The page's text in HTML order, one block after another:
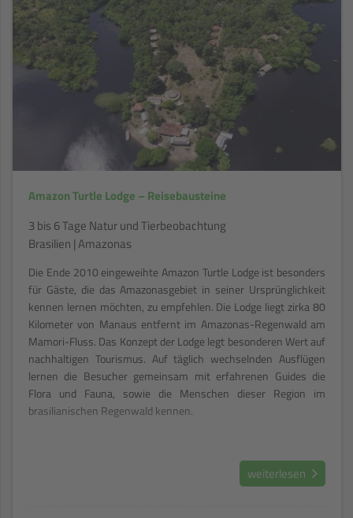
Amazon Turtle Lodge – Reisebausteine
3 bis 6 Tage Natur und Tierbeobachtung
Brasilien | Amazonas
Die Ende 2010 eingeweihte Amazon Turtle Lodge ist besonders
für Gäste, die das Amazonasgebiet in seiner Ursprünglichkeit
kennen lernen möchten, zu empfehlen. Die Lodge liegt zirka 80
Kilometer von Manaus entfernt im Amazonas-Regenwald am
Mamori-Fluss. Das Konzept der Lodge legt besonderen Wert auf
nachhaltigen Tourismus. Auf täglich wechselnden Ausflügen
lernen die Besucher gemeinsam mit erfahrenen Guides die
Flora und Fauna, sowie die Menschen dieser Region im
brasilianischen Regenwald kennen.
weiterlesen